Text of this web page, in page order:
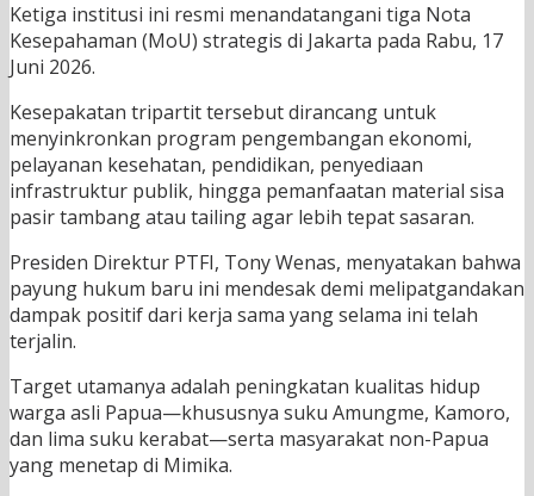
Ketiga institusi ini resmi menandatangani tiga Nota
Kesepahaman (MoU) strategis di Jakarta pada Rabu, 17
Juni 2026.
Kesepakatan tripartit tersebut dirancang untuk
menyinkronkan program pengembangan ekonomi,
pelayanan kesehatan, pendidikan, penyediaan
infrastruktur publik, hingga pemanfaatan material sisa
pasir tambang atau tailing agar lebih tepat sasaran.
Presiden Direktur PTFI, Tony Wenas, menyatakan bahwa
payung hukum baru ini mendesak demi melipatgandakan
dampak positif dari kerja sama yang selama ini telah
terjalin.
Target utamanya adalah peningkatan kualitas hidup
warga asli Papua—khususnya suku Amungme, Kamoro,
dan lima suku kerabat—serta masyarakat non-Papua
yang menetap di Mimika.